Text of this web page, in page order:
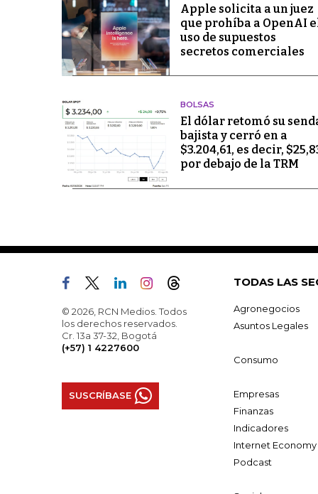
Apple solicita a un juez
que prohíba a OpenAI
uso de supuestos
secretos comerciales
BOLSAS
El dólar retomó su
bajista y cerró en a
$3.204,61, es decir,
por debajo de la TRM
© 2026, RCN Medios. Todos
los derechos reservados.
Cr. 13a 37-32, Bogotá
(+57) 1 4227600
SUSCRÍBASE
TODAS LAS
Agronegocios
Asuntos Legales
Consumo
Empresas
Finanzas
Indicadores
Internet Economy
Podcast